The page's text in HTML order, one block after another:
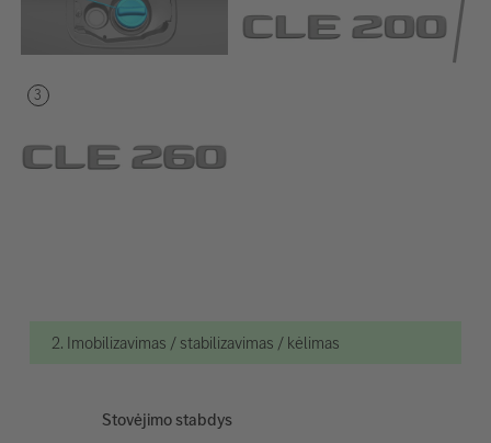
2. Imobilizavimas / stabilizavimas / kėlimas
Stovėjimo stabdys